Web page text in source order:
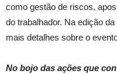
como gestão de riscos,
do trabalhador. Na edição da
mais detalhes sobre o
No bojo das ações que